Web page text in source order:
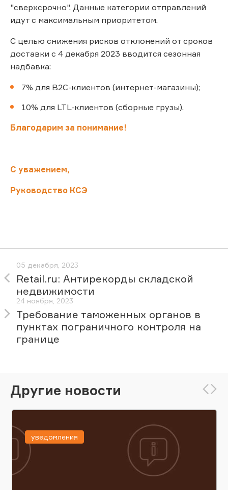
"сверхсрочно". Данные категории отправлений
идут с максимальным приоритетом.
С целью снижения рисков отклонений от сроков
доставки с 4 декабря 2023 вводится сезонная
надбавка:
7% для B2C-клиентов (интернет-магазины);
10% для LTL-клиентов (сборные грузы).
Благодарим за понимание!
С уважением,
Руководство КСЭ
05 декабря, 2023
Retail.ru: Антирекорды складской
недвижимости
24 ноября, 2023
Требование таможенных органов в
пунктах пограничного контроля на
границе
Другие новости
уведомления